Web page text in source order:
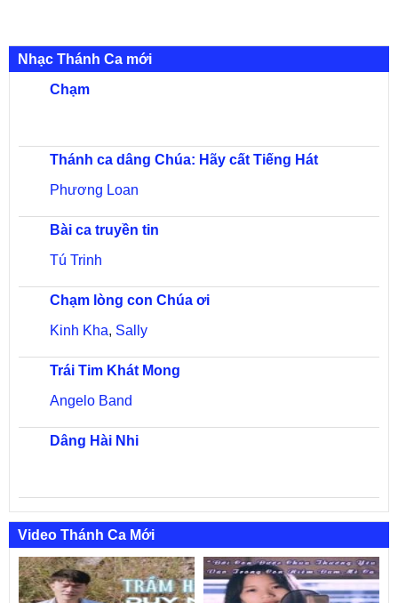
Nhạc Thánh Ca mới
Chạm
Thánh ca dâng Chúa: Hãy cất Tiếng Hát
Phương Loan
Bài ca truyền tin
Tú Trinh
Chạm lòng con Chúa ơi
Kinh Kha, Sally
Trái Tim Khát Mong
Angelo Band
Dâng Hài Nhi
Video Thánh Ca Mới